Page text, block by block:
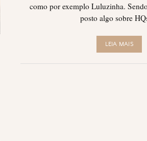
como por exemplo Luluzinha.
posto algo sobre
LEIA MAIS